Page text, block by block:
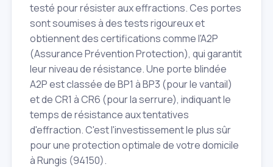
testé pour résister aux effractions. Ces portes
sont soumises à des tests rigoureux et
obtiennent des certifications comme l'A2P
(Assurance Prévention Protection), qui garantit
leur niveau de résistance. Une porte blindée
A2P est classée de BP1 à BP3 (pour le vantail)
et de CR1 à CR6 (pour la serrure), indiquant le
temps de résistance aux tentatives
d'effraction. C'est l'investissement le plus sûr
pour une protection optimale de votre domicile
à Rungis (94150).